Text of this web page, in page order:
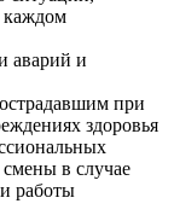
аварий и
при
здоровья
в случае
работы